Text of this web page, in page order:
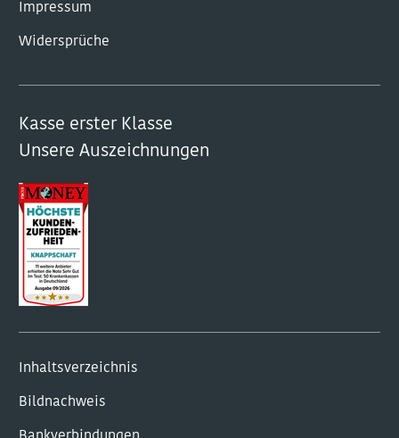
Impressum
Widersprüche
Kasse erster Klasse
Unsere Auszeichnungen
Inhaltsverzeichnis
Bildnachweis